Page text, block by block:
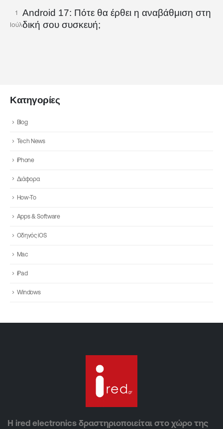
1
Ιούλ
Android 17: Πότε θα έρθει η αναβάθμιση στη
δική σου συσκευή;
Κατηγορίες
Blog
Tech News
iPhone
Διάφορα
How-To
Apps & Software
Οδηγός iOS
Mac
iPad
Windows
Η ired electronics δραστηριοποιείται στο χώρο της